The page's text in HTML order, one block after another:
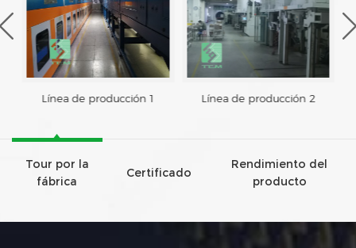
Línea de producción 1 Línea de producción 2
Tour por la
fábrica
Certificado
Rendimiento del
producto